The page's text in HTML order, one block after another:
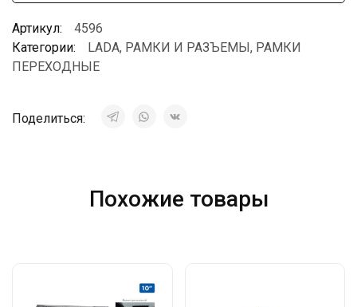
Артикул:
4596
Категории:
LADA, РАМКИ И РАЗЪЕМЫ, РАМКИ
ПЕРЕХОДНЫЕ
Поделиться:
Похожие товары